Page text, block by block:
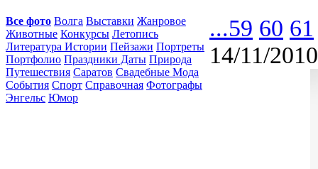
Все фото Волга Выставки Жанровое
Животные Конкурсы Летопись
Литература Истории Пейзажи Портреты
Портфолио Праздники Даты Природа
Путешествия Саратов Свадебные Мода
События Спорт Справочная Фотографы
Энгельс Юмор
...59 60 61
14/11/